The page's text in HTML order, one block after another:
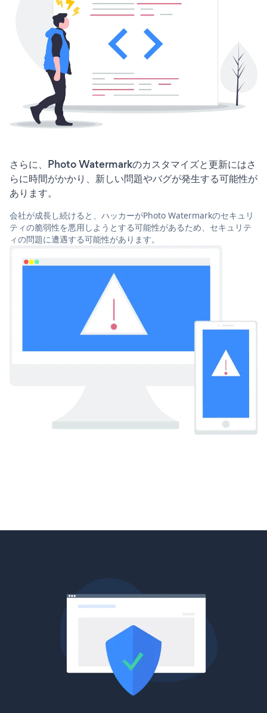
さらに、Photo Watermarkのカスタマイズと更新にはさ
らに時間がかかり、新しい問題やバグが発生する可能性が
あります。
会社が成長し続けると、ハッカーがPhoto Watermarkのセキュリ
ティの脆弱性を悪用しようとする可能性があるため、セキュリテ
ィの問題に遭遇する可能性があります。